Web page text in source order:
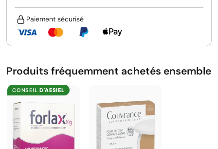
Paiement sécurisé
Produits fréquemment achetés ensemble
CONSEILD'AESIEL